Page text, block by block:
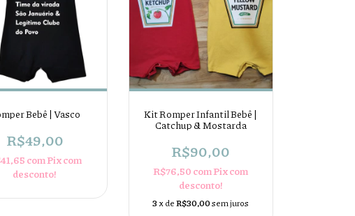
Bebê | Vasco
R$49,00
comPix com
desconto!
Kit Romper Infantil Bebê |
Catchup & Mostarda
R$90,00
R$76,50 comPix com
desconto!
3x deR$30,00sem juros